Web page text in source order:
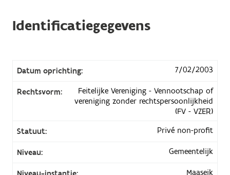
Identificatiegegevens
Datum oprichting: 7/02/2003
Rechtsvorm:
Feitelijke Vereniging - Vennootschap of
vereniging zonder rechtspersoonlijkheid
(FV - VZER)
Statuut:
Privé non-profit
Niveau: Gemeentelijk
Maaseik